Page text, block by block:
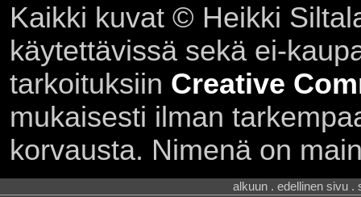
Kaikki kuvat © Heikki
käytettävissä sekä ei-
tarkoituksiin Creative
mukaisesti ilman
korvausta. Nimenä on
alkuun . edellinen sivu .